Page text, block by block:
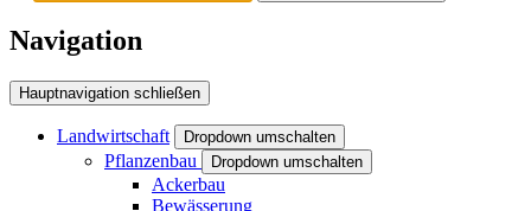
Navigation
Hauptnavigation schließen
Landwirtschaft Dropdown umschalten
Pflanzenbau Dropdown umschalten
Ackerbau
Bewässerung